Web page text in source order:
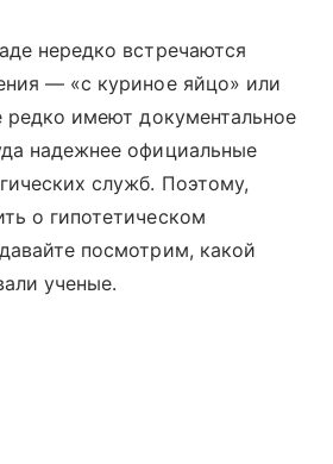
нередко встречаются
— «с куриное яйцо» или
редко имеют документальное
надежнее официальные
служб. Поэтому,
о гипотетическом
посмотрим, какой
ученые.